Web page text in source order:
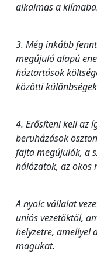
alkalmas a
3. Még inkább
megújuló alapú
háztartások
közötti
4. Erősíteni kell az
beruházások
fajta megújulók, a
hálózatok, az okos
A nyolc vállalat
uniós vezetőktől,
helyzetre, amellyel
magukat.